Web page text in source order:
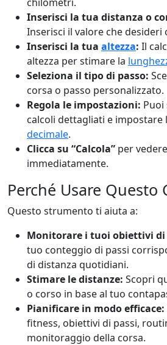
Inserisci la tua distanza o
Inserisci il valore che desideri
Inserisci la tua altezza: Il
altezza per stimare la
Seleziona il tipo di passo:
corsa o passo personalizzato.
Regola le impostazioni: Puoi
calcoli dettagliati e impostare
decimale.
Clicca su “Calcola” per
immediatamente.
Perché Usare Questo
Questo strumento ti aiuta a:
Monitorare i tuoi obiettivi di
tuo conteggio di passi
di distanza quotidiani.
Stimare le distanze: Scopri
o corso in base al tuo
Pianificare in modo efficace:
fitness, obiettivi di passi,
monitoraggio della corsa.